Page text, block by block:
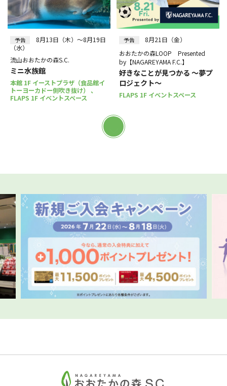
予告
8月13日（木）～8月19日
（水）
流山おおたかの森S.C.
ミニ水族館
本館 1F イーストプラザ（食品館イ
トーヨーカドー側吹き抜け） 、
FLAPS 1F イベントスペース
予告
8月21日（金）
おおたかの森LOOP Presented
by【NAGAREYAMA F.C.】
好きなことが見つかる ～夢プ
ロジェクト～
FLAPS 1F イベントスペース